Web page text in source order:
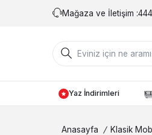
Mağaza ve İletişim :
Yaz İndirimleri
Anasayfa / Klasik